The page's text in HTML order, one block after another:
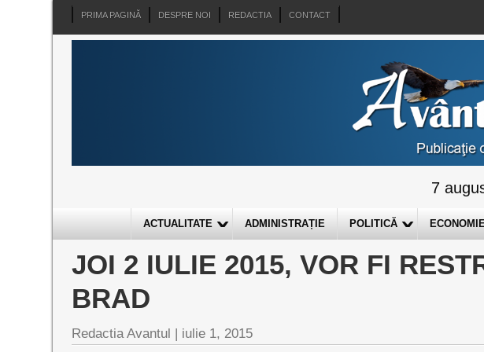
PRIMA PAGINĂ DESPRE NOI REDACTIA CONTACT
7
ACTUALITATE ADMINISTRAȚIE POLITICĂ
JOI 2 IULIE 2015, VOR FI
BRAD
Redactia Avantul | iulie 1, 2015